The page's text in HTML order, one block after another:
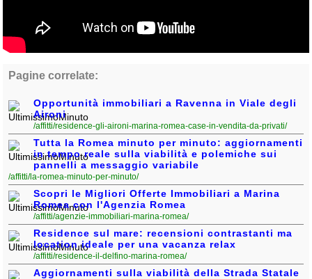
Pagine correlate:
Opportunità immobiliari a Ravenna in Viale degli
Aironi
/affitti/residence-gli-aironi-marina-romea-case-in-vendita-da-privati/
Tutta la Romea minuto per minuto: aggiornamenti
in tempo reale sulla viabilità e polemiche sui
pannelli a messaggio variabile
/affitti/la-romea-minuto-per-minuto/
Scopri le Migliori Offerte Immobiliari a Marina
Romea con l'Agenzia Romea
/affitti/agenzie-immobiliari-marina-romea/
Residence sul mare: recensioni contrastanti ma
location ideale per una vacanza relax
/affitti/residence-il-delfino-marina-romea/
Aggiornamenti sulla viabilità della Strada Statale